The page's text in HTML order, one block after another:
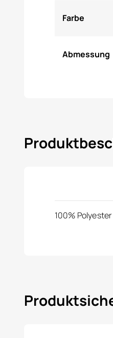
Farbe
Abmessung
100% Polyester